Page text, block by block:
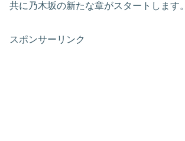
共に乃木坂の新たな章がスタートします。
スポンサーリンク